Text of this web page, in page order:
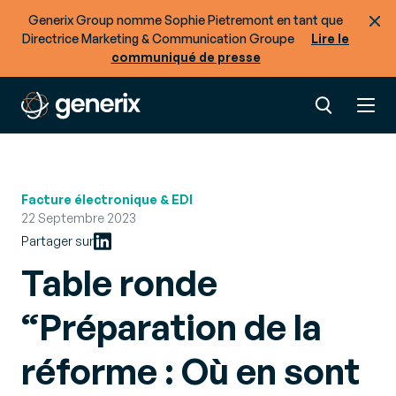
Generix Group nomme Sophie Pietremont en tant que
Directrice Marketing & Communication Groupe
Lire le
communiqué de presse
Facture électronique & EDI
22 Septembre 2023
Partager sur
Table ronde
“Préparation de la
réforme : Où en sont